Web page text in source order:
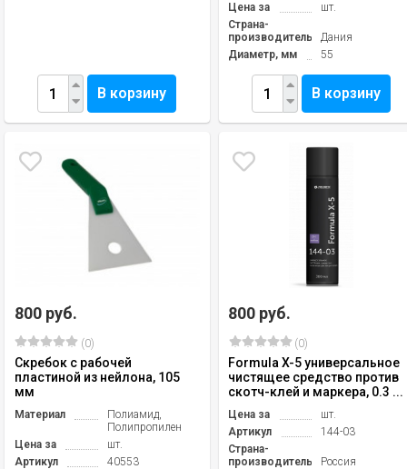
В корзину
Цена за
шт.
Страна-
производитель
Дания
Диаметр, мм
55
В корзину
800 руб.
(0)
Скребок с рабочей
пластиной из нейлона, 105
мм
Материал
Полиамид,
Полипропилен
Цена за
шт.
Артикул
40553
800 руб.
(0)
Formula X-5 универсальное
чистящее средство против
скотч-клей и маркера, 0.3 ...
Цена за
шт.
Артикул
144-03
Страна-
производитель
Россия